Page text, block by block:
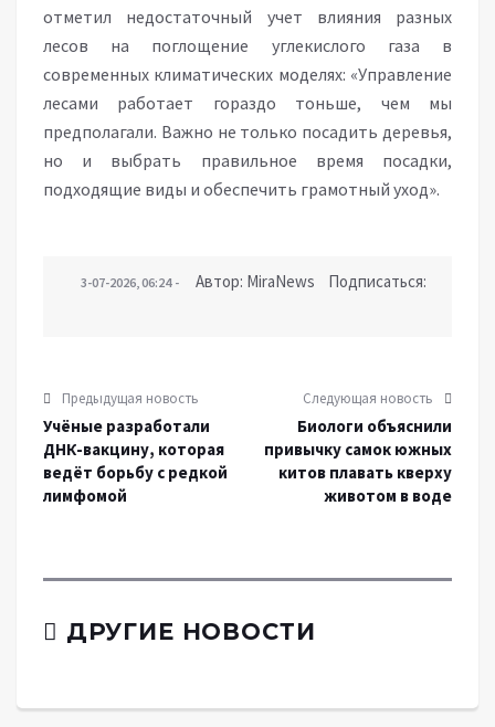
отметил недостаточный учет влияния разных
лесов на поглощение углекислого газа в
современных климатических моделях: «Управление
лесами работает гораздо тоньше, чем мы
предполагали. Важно не только посадить деревья,
но и выбрать правильное время посадки,
подходящие виды и обеспечить грамотный уход».
3-07-2026, 06:24 Автор: MiraNews Подписаться:
Предыдущая новость
Учёные разработали
ДНК-вакцину, которая
ведёт борьбу с редкой
лимфомой
Следующая новость
Биологи объяснили
привычку самок южных
китов плавать кверху
животом в воде
ДРУГИЕ НОВОСТИ